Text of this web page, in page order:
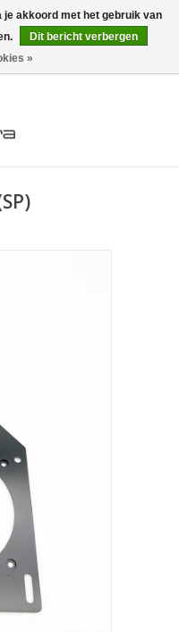
0 Artikelen - €0,00
je akkoord met het gebruik van
Dit bericht verbergen
»